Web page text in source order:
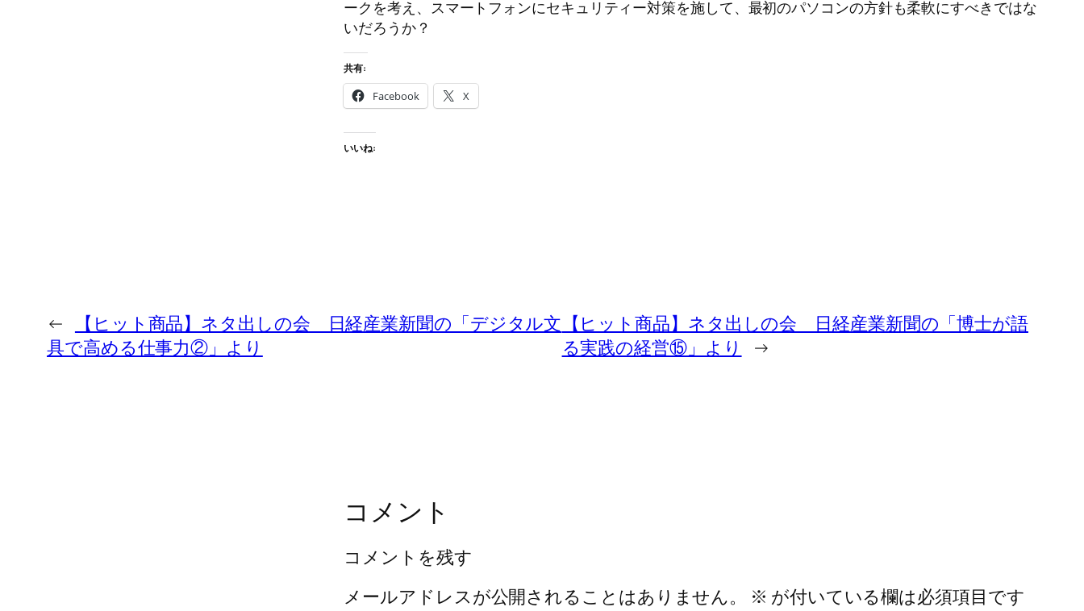
ークを考え、スマートフォンにセキュリティー対策を施して、最初のパソコンの方針も柔軟にすべきではな
いだろうか？
共有:
Facebook X
いいね:
←
【ヒット商品】ネタ出しの会 日経産業新聞の「デジタル文
具で高める仕事力②」より
【ヒット商品】ネタ出しの会 日経産業新聞の「博士が語
る実践の経営⑮」より
→
コメント
コメントを残す
メールアドレスが公開されることはありません。
※ が付いている欄は必須項目です